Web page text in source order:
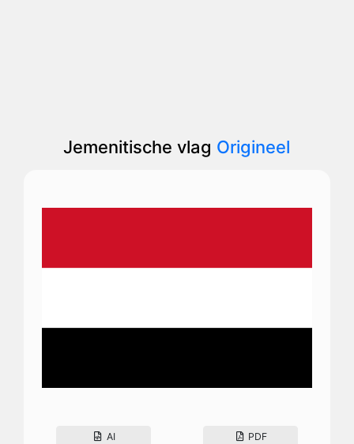
Jemenitische vlag Origineel
AI PDF